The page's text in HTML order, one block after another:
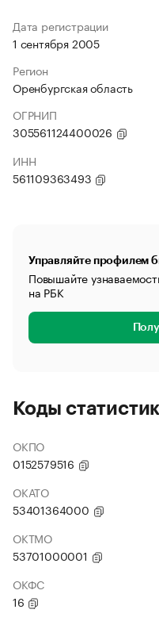
Дата регистрации
1 сентября 2005
Регион
Оренбургская область
ОГРНИП
305561124400026
ИНН
561109363493
Управляйте профилем
Повышайте
на РБК
Коды
ОКПО
0152579516
ОКАТО
53401364000
ОКТМО
53701000001
ОКФС
16